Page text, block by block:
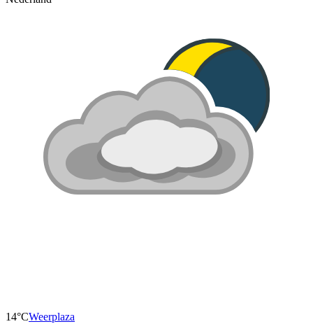
14°CWeerplaza